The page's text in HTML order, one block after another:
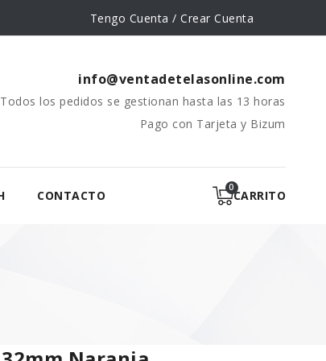
Tengo Cuenta / Crear Cuenta
info@ventadetelasonline.com
Todos los pedidos se gestionan hasta las 13 horas
Pago con Tarjeta y Bizum
CONTACTO CARRITO